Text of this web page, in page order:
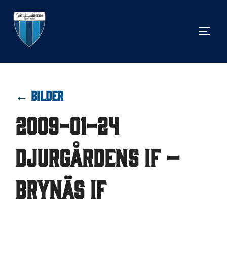
innehåll
← BILDER
2009-01-24
Djurgårdens IF –
Brynäs IF